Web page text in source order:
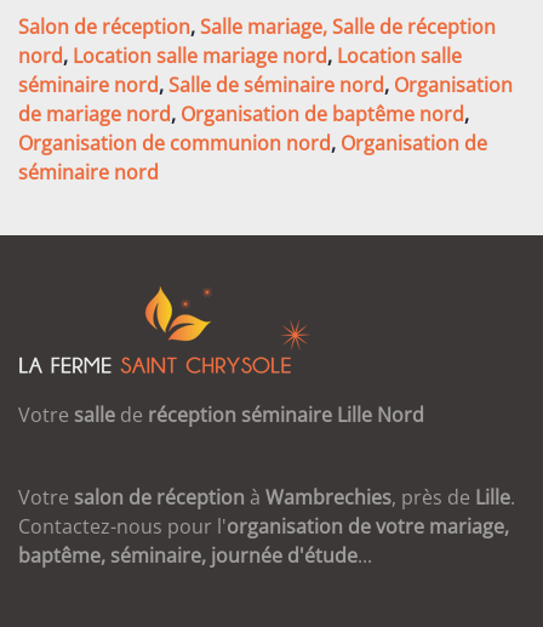
Salon de réception,Salle mariage,Salle de réception
nord, Location salle mariage nord, Location salle
séminaire nord,Salle de séminaire nord, Organisation
de mariage nord, Organisation de baptême nord,
Organisation de communion nord, Organisation de
séminaire nord
Votre salle de réception séminaire Lille Nord
Votre salon de réception à Wambrechies, près de Lille.
Contactez-nous pour l'organisation de votre mariage,
baptême, séminaire, journée d'étude...